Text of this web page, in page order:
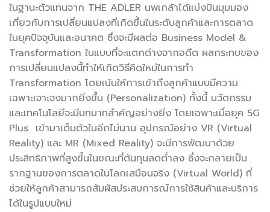
ในฐานะตัวแทนจาก THE ADLER นพเกล้าได้แบ่งปันมุมมอง
เกี่ยวกับการเปลี่ยนแปลงที่เกิดขึ้นในระดับลูกค้าและการตลาด
ในยุคปัจจุบันและอนาคต ซึ่งจะมีผลต่อ Business Model &
Transformation ในแบบที่จะแตกต่างจากอดีต ผลกระทบของ
การเปลี่ยนแปลงนี้ทำให้เกิดวิธีคิดใหม่ในการทำ
Transformation โดยเน้นให้การเข้าถึงลูกค้าแบบมีความ
เฉพาะเจาะจงมากยิ่งขึ้น (Personalization) ทั้งนี้ นวัตกรรม
และเทคโนโลยีจะมีบทบาทสำคัญอย่างยิ่ง โดยเฉพาะเมื่อยุค 5G
Plus เข้ามาเต็มตัวในอีกไม่นาน อุปกรณ์อย่าง VR (Virtual
Reality) และ MR (Mixed Reality) จะมีการพัฒนาด้วย
ประสิทธิภาพที่สูงขึ้นในขณะที่ต้นทุนลดต่ำลง ซึ่งจะกลายเป็น
รากฐานของการตลาดในโลกเสมือนจริง (Virtual World) ที่
ช่วยให้ลูกค้าสามารถสัมผัสประสบการณ์การใช้สินค้าและบริการ
ได้ในรูปแบบใหม่